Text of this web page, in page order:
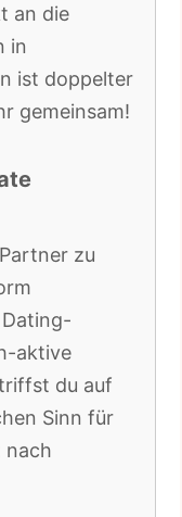
an die
in
ist doppelter
gemeinsam!
zu
aktive
du auf
Sinn für
nach